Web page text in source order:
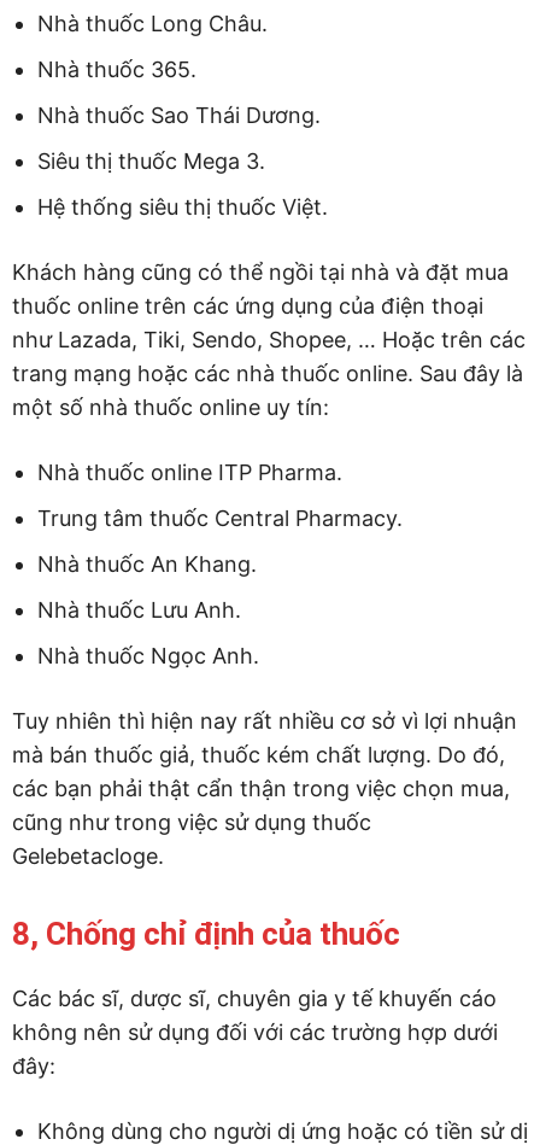
Nhà thuốc Long Châu.
Nhà thuốc 365.
Nhà thuốc Sao Thái Dương.
Siêu thị thuốc Mega 3.
Hệ thống siêu thị thuốc Việt.
Khách hàng cũng có thể ngồi tại nhà và đặt mua
thuốc online trên các ứng dụng của điện thoại
như Lazada, Tiki, Sendo, Shopee, … Hoặc trên các
trang mạng hoặc các nhà thuốc online. Sau đây là
một số nhà thuốc online uy tín:
Nhà thuốc online ITP Pharma.
Trung tâm thuốc Central Pharmacy.
Nhà thuốc An Khang.
Nhà thuốc Lưu Anh.
Nhà thuốc Ngọc Anh.
Tuy nhiên thì hiện nay rất nhiều cơ sở vì lợi nhuận
mà bán thuốc giả, thuốc kém chất lượng. Do đó,
các bạn phải thật cẩn thận trong việc chọn mua,
cũng như trong việc sử dụng thuốc
Gelebetacloge.
8, Chống chỉ định của thuốc
Các bác sĩ, dược sĩ, chuyên gia y tế khuyến cáo
không nên sử dụng đối với các trường hợp dưới
đây:
Không dùng cho người dị ứng hoặc có tiền sử dị